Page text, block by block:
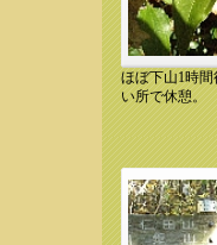
10.12.11 12:45
ほぼ下山1時
い所で休憩。